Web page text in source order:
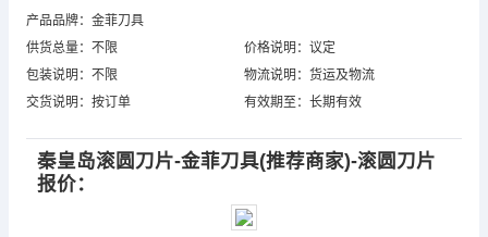
产品品牌：金菲刀具
供货总量：不限
价格说明：议定
包装说明：不限
物流说明：货运及物流
交货说明：按订单
有效期至：长期有效
秦皇岛滚圆刀片-金菲刀具(推荐商家)-滚圆刀片
报价：